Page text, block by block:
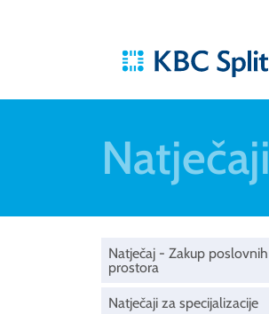
Natječaji
Natječaj - Zakup poslovnih
prostora
Natječaji za specijalizacije